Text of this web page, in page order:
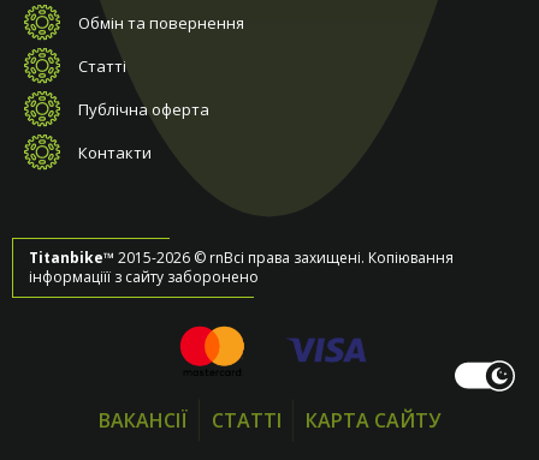
Обмін та повернення
Статті
Публічна оферта
Контакти
Titanbike™ 2015-2026 © rnВсі права захищені. Копіювання
інформаціїї з сайту заборонено
ВАКАНСІЇ СТАТТІ КАРТА САЙТУ